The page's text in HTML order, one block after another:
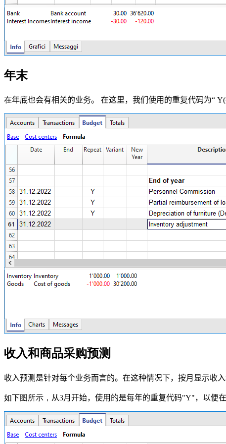
年末
在年底也会有相关的业务。 在这里，我们使用的重复代码为“
收入和商品采购预测
收入预测是针对每个业务而言的。 在这种情况下，按月显示收
如下图所示， 从3月开始，使用的是每年的重复代码"Y"，以便